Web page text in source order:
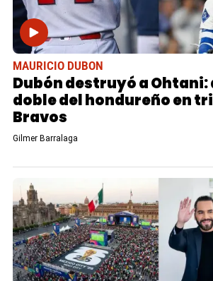
MAURICIO DUBON
Dubón destruyó a Ohtani:
doble del hondureño en
Bravos
Gilmer Barralaga